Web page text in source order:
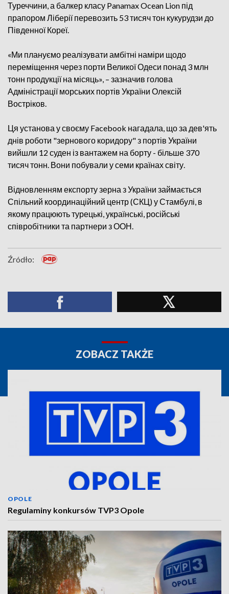
Туреччини, а балкер класу Panamax Ocean Lion під
прапором Ліберії перевозить 53 тисяч тон кукурудзи до
Південної Кореї.
«Ми плануємо реалізувати амбітні наміри щодо
переміщення через порти Великої Одеси понад 3 млн
тонн продукції на місяць», – зазначив голова
Адміністрації морських портів України Олексій
Востріков.
Ця установа у своєму Facebook нагадала, що за дев'ять
днів роботи "зернового коридору" з портів України
вийшли 12 суден із вантажем на борту - більше 370
тисяч тонн. Вони побували у семи країнах світу.
Відновленням експорту зерна з України займається
Спільний координаційний центр (СКЦ) у Стамбулі, в
якому працюють турецькі, українські, російські
співробітники та партнери з ООН.
Źródło:
ZOBACZ TAKŻE
OPOLE
Regulaminy konkursów TVP3 Opole